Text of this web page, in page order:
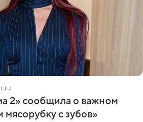
2» сообщила о важном
с зубов»